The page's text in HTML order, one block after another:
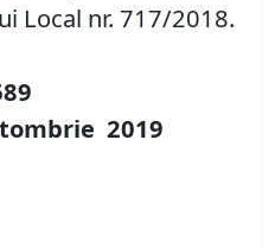
Local nr. 717/2018.
2019